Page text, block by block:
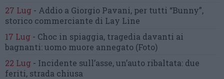
27 Lug - Addio a Giorgio Pavani, per tutti “Bunny”,
storico commerciante di Lay Line
17 Lug - Choc in spiaggia, tragedia davanti ai
bagnanti:uomo muore annegato (Foto)
22 Lug - Incidente sull’asse, un’auto ribaltata: due
feriti, strada chiusa